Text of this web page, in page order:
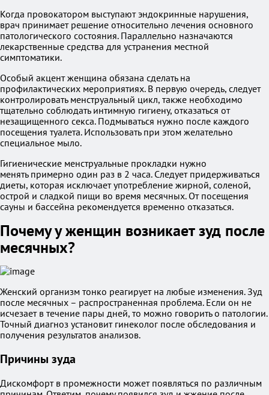
Когда провокатором выступают эндокринные нарушения,
врач принимает решение относительно лечения основного
патологического состояния. Параллельно назначаются
лекарственные средства для устранения местной
симптоматики.
Особый акцент женщина обязана сделать на
профилактических мероприятиях. В первую очередь, следует
контролировать менструальный цикл, также необходимо
тщательно соблюдать интимную гигиену, отказаться от
незащищенного секса. Подмываться нужно после каждого
посещения туалета. Использовать при этом желательно
специальное мыло.
Гигиенические менструальные прокладки нужно
менять примерно один раз в 2 часа. Следует придерживаться
диеты, которая исключает употребление жирной, соленой,
острой и сладкой пищи во время месячных. От посещения
сауны и бассейна рекомендуется временно отказаться.
Почему у женщин возникает зуд после
месячных?
Женский организм тонко реагирует на любые изменения. Зуд
после месячных – распространенная проблема. Если он не
исчезает в течение пары дней, то можно говорить о патологии.
Точный диагноз установит гинеколог после обследования и
получения результатов анализов.
Причины зуда
Дискомфорт в промежности может появляться по различным